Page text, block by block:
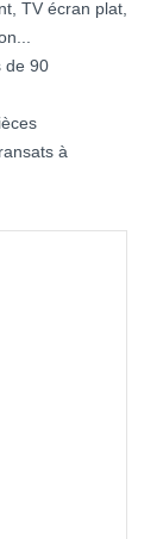
TV écran plat,
de 90
à